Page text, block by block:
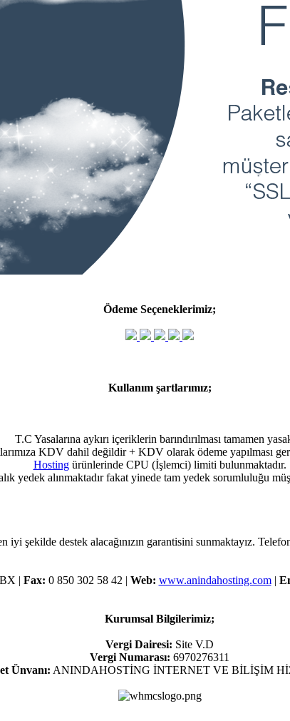
Ödeme Seçeneklerimiz;
Kullanım şartlarımız;
T.C Yasalarına aykırı içeriklerin barındırılması tamamen
KDV dahil değildir + KDV olarak ödeme yapılması
Hostingürünlerinde CPU (İşlemci) limiti bulunmaktadır.
yedek alınmaktadır fakat yinede tam yedek sorumluluğu
iyi şekilde destek alacağınızın garantisini sunmaktayız.
| Fax: 0 850 302 58 42 | Web: www.anindahosting.com|
Kurumsal Bilgilerimiz;
Vergi Dairesi: Site V.D
Vergi Numarası: 6970276311
Ünvanı: ANINDAHOSTİNG İNTERNET VE BİLİŞİM